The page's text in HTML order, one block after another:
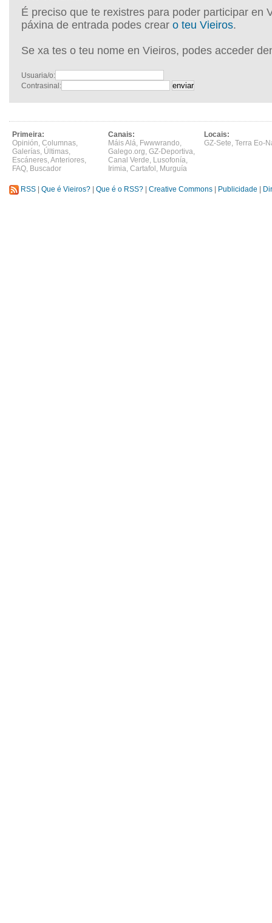
É preciso que te rexistres para poder participar en
páxina de entrada podes crear o teu Vieiros.
Se xa tes o teu nome en Vieiros, podes acceder
Usuaria/o:
Contrasinal:
Primeira:
Opinión, Columnas,
Galerías, Últimas,
Escáneres,Anteriores,
FAQ, Buscador
Canais:
Máis Alá, Fwwwrando,
Galego.org, GZ-Deportiva,
Canal Verde, Lusofonía,
Irimia, Cartafol , Murguía
Locais:
GZ-Sete, Terra Eo-
RSS Que é Vieiros? Que é o RSS? Creative Commons Publicidade